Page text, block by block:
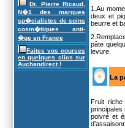
Dr. Pierre Ricaud,
N�1 des marques
sp�cialistes de soins
cosm�tiques anti-
�ge en France
Faites vos courses
en quelques clics sur
Auchandirect !
1.Au
deux et
beurre et
pâte
levure.
La
Fruit riche
principales
poivré et